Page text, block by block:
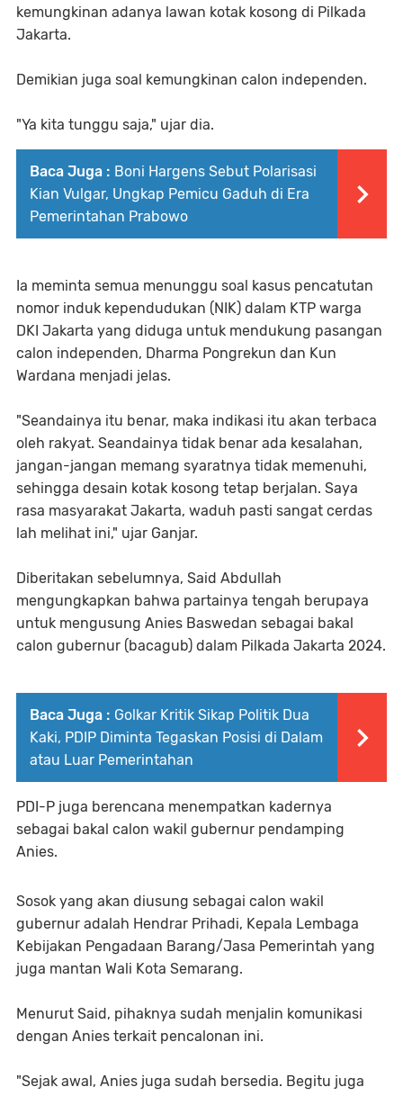
kemungkinan adanya lawan kotak kosong di Pilkada
Jakarta.
Demikian juga soal kemungkinan calon independen.
"Ya kita tunggu saja," ujar dia.
Baca Juga : Boni Hargens Sebut Polarisasi
Kian Vulgar, Ungkap Pemicu Gaduh di Era
Pemerintahan Prabowo
Ia meminta semua menunggu soal kasus pencatutan
nomor induk kependudukan (NIK) dalam KTP warga
DKI Jakarta yang diduga untuk mendukung pasangan
calon independen, Dharma Pongrekun dan Kun
Wardana menjadi jelas.
"Seandainya itu benar, maka indikasi itu akan terbaca
oleh rakyat. Seandainya tidak benar ada kesalahan,
jangan-jangan memang syaratnya tidak memenuhi,
sehingga desain kotak kosong tetap berjalan. Saya
rasa masyarakat Jakarta, waduh pasti sangat cerdas
lah melihat ini," ujar Ganjar.
Diberitakan sebelumnya, Said Abdullah
mengungkapkan bahwa partainya tengah berupaya
untuk mengusung Anies Baswedan sebagai bakal
calon gubernur (bacagub) dalam Pilkada Jakarta 2024.
Baca Juga : Golkar Kritik Sikap Politik Dua
Kaki, PDIP Diminta Tegaskan Posisi di Dalam
atau Luar Pemerintahan
PDI-P juga berencana menempatkan kadernya
sebagai bakal calon wakil gubernur pendamping
Anies.
Sosok yang akan diusung sebagai calon wakil
gubernur adalah Hendrar Prihadi, Kepala Lembaga
Kebijakan Pengadaan Barang/Jasa Pemerintah yang
juga mantan Wali Kota Semarang.
Menurut Said, pihaknya sudah menjalin komunikasi
dengan Anies terkait pencalonan ini.
"Sejak awal, Anies juga sudah bersedia. Begitu juga